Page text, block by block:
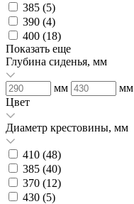
385 (5)
390 (4)
400 (18)
Показать еще
Глубина сиденья, мм
мм
мм
Цвет
Диаметр крестовины, мм
410 (48)
385 (40)
370 (12)
430 (5)